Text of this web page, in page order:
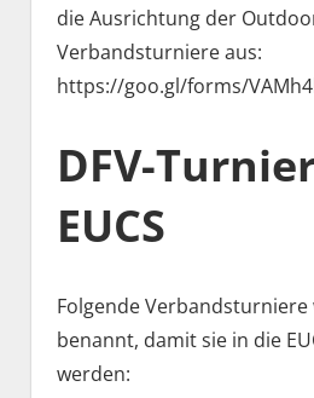
die Ausrichtung der
Verbandsturniere aus:
https://goo.gl/forms/
DFV-
EUCS
Folgende Verbandsturniere
benannt, damit sie in die
werden: